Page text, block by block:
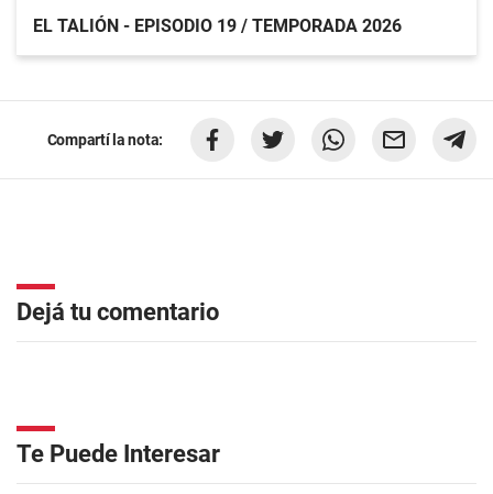
EL TALIÓN - EPISODIO 19 / TEMPORADA 2026
Compartí la nota:
Dejá tu comentario
Te Puede Interesar